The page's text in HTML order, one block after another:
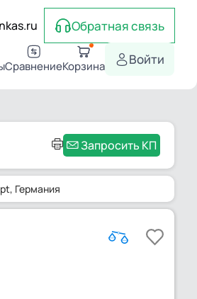
Обратная связь
СравнениеКорзина Войти
Запросить КП
, Германия